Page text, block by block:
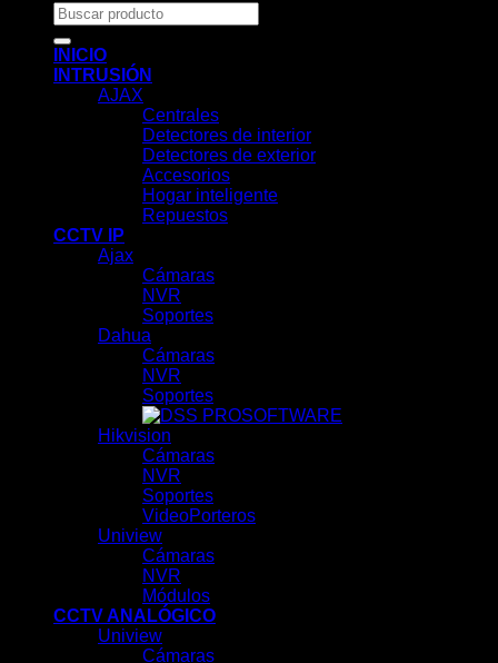
Buscar
por:
INICIO
INTRUSIÓN
AJAX
Centrales
Detectores de interior
Detectores de exterior
Accesorios
Hogar inteligente
Repuestos
CCTV IP
Ajax
Cámaras
NVR
Soportes
Dahua
Cámaras
NVR
Soportes
SOFTWARE
Hikvision
Cámaras
NVR
Soportes
VideoPorteros
Uniview
Cámaras
NVR
Módulos
CCTV ANALÓGICO
Uniview
Cámaras